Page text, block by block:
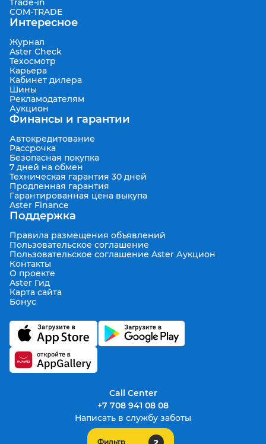
Фильтр 2
Trade-in
COM-TRADE
Интересное
Журнал
Aster Check
Техосмотр
Карьера
Кабинет дилера
Шины
Рекламодателям
Аукцион
Финансы и гарантии
Автокредитование
Рассрочка
Безопасная покупка
7 дней на обмен
Техническая гарантия 30 дней
Продленная гарантия
Гарантированная цена выкупа
Aster Finance
Поддержка
Правила размещения объявлений
Пользовательское соглашение
Пользовательское соглашение Aster Аукцион
Контакты
О проекте
Aster Гид
Карта сайта
Бонус
Call Center
+7 708 941 08 08
Написать в службу заботы